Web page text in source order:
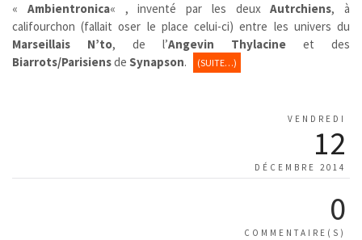
« Ambientronica« , inventé par les deuxAutrchiens, à
califourchon (fallait oser le place celui-ci) entre les univers du
Marseillais
N’to, de l’Angevin Thylacine et des
Biarrots/Parisiensde Synapson. (SUITE…)
VENDREDI
12
DÉCEMBRE 2014
0
COMMENTAIRE(S)